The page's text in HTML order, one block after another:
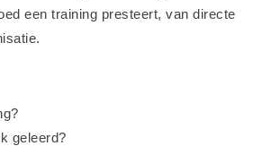
een training presteert, van directe
geleerd?